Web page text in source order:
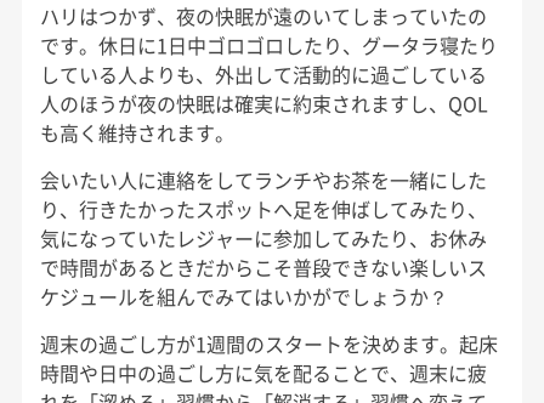
ハリはつかず、夜の快眠が遠のいてしまっていたの
です。休日に1日中ゴロゴロしたり、グータラ寝たり
している人よりも、外出して活動的に過ごしている
人のほうが夜の快眠は確実に約束されますし、QOL
も高く維持されます。
会いたい人に連絡をしてランチやお茶を一緒にした
り、行きたかったスポットへ足を伸ばしてみたり、
気になっていたレジャーに参加してみたり、お休み
で時間があるときだからこそ普段できない楽しいス
ケジュールを組んでみてはいかがでしょうか？
週末の過ごし方が1週間のスタートを決めます。起床
時間や日中の過ごし方に気を配ることで、週末に疲